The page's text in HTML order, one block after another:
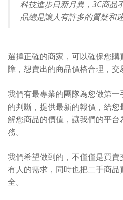
科技進步日新月異，3C商品
品總是讓人有許多的質疑和迷
選擇正確的商家，可以確保您
障，想賣出的商品價格合理，交
我們有最專業的團隊為您做第
的判斷，提供最新的報價，給
解您商品的價值，讓我們的平
務。
我們希望做到的，不僅僅是買
有人的需求，同時也把二手商
全。